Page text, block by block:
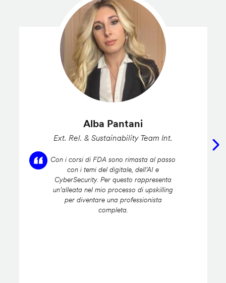
Alba Pantani
Ext. Rel. & Sustainability Team Int.
Con i corsi di FDA sono rimasta al passo
con i temi del digitale, dell’AI e
CyberSecurity. Per questo rappresenta
un’alleata nel mio processo di upskilling
per diventare una professionista
completa.